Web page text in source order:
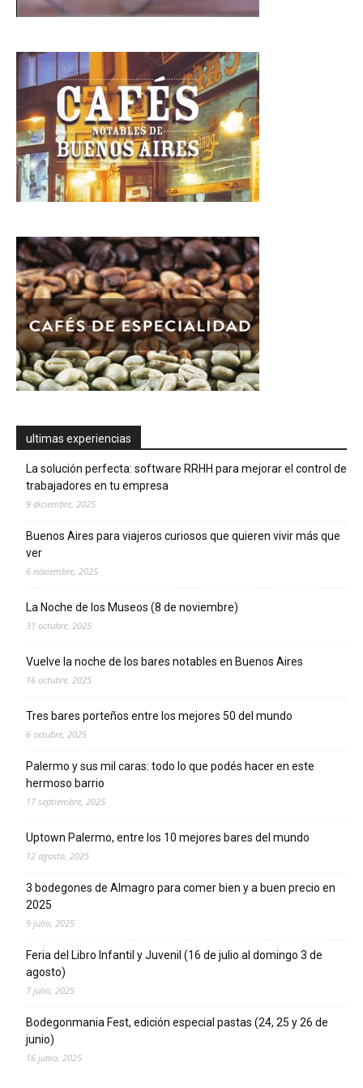
ultimas experiencias
La solución perfecta: software RRHH para mejorar el control de
trabajadores en tu empresa
9 diciembre, 2025
Buenos Aires para viajeros curiosos que quieren vivir más que
ver
6 noviembre, 2025
La Noche de los Museos (8 de noviembre)
31 octubre, 2025
Vuelve la noche de los bares notables en Buenos Aires
16 octubre, 2025
Tres bares porteños entre los mejores 50 del mundo
6 octubre, 2025
Palermo y sus mil caras: todo lo que podés hacer en este
hermoso barrio
17 septiembre, 2025
Uptown Palermo, entre los 10 mejores bares del mundo
12 agosto, 2025
3 bodegones de Almagro para comer bien y a buen precio en
2025
9 julio, 2025
Feria del Libro Infantil y Juvenil (16 de julio al domingo 3 de
agosto)
7 julio, 2025
Bodegonmania Fest, edición especial pastas (24, 25 y 26 de
junio)
16 junio, 2025